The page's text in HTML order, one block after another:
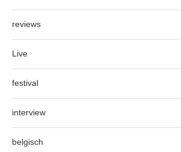
reviews
Live
festival
interview
belgisch